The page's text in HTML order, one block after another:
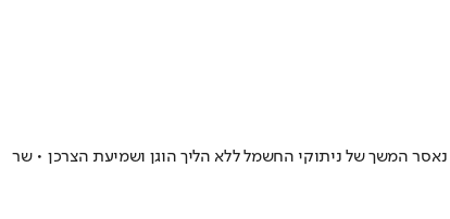
המשך של ניתוקי החשמל ללא הליך הוגן ושמיעת הצרכן • שר